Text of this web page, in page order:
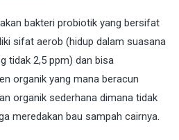
bakteri probiotik yang bersifat
sifat aerob (hidup dalam suasana
tidak 2,5 ppm) dan bisa
organik yang mana beracun
organik sederhana dimana tidak
meredakan bau sampah cairnya.